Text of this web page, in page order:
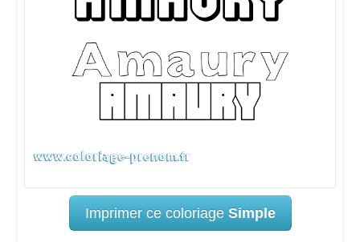
Imprimer ce coloriage Simple